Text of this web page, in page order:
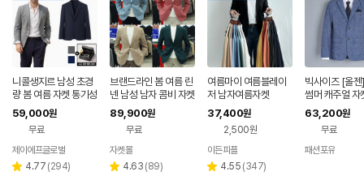
니콜생지르 남성 초경
량 봄 여름 자켓 통기성
캐주얼 블레이저 간절
기 자켓 JDSMJ001
59,000원
무료
제이에프글로벌
별 4.77 리
(294)
브랜드라인 봄 여름 린
넨 남성 남자 콤비 자켓
케주얼 블레이저 마이
정장자켓
89,900원
무료
페이
자켓몰
별 4.63 리
(89)
여름마이 여름블레이
저 남자여름자켓
37,400원
2,500원
이든피플
별 4.55 리
(347)
빅사이즈 [올젠
썸머 캐주얼 자
D2KG1803)
63,200원
무료
패션포유